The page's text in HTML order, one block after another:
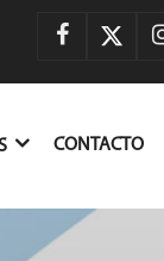
CONTACTO